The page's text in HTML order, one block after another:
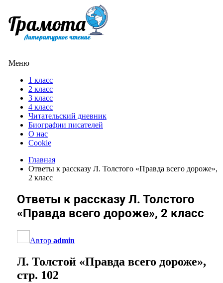
Меню
1 класс
2 класс
3 класс
4 класс
Читательский дневник
Биографии писателей
О нас
Cookie
Главная
Ответы к рассказу Л. Толстого «Правда всего дороже»,
2 класс
Ответы к рассказу Л. Толстого
«Правда всего дороже», 2 класс
Автор admin
Л. Толстой «Правда всего дороже»,
стр. 102